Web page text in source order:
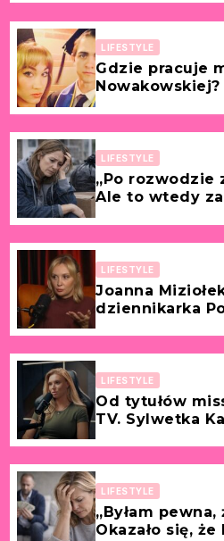
LIFESTYLE
Gdzie pracuje
LIFESTYLE
„Po rozwodzie
Ale to wtedy
LIFESTYLE
Joanna
dziennikarka
LIFESTYLE
Od tytułów
TV. Sylwetka
LIFESTYLE
„Byłam
Okazało się,